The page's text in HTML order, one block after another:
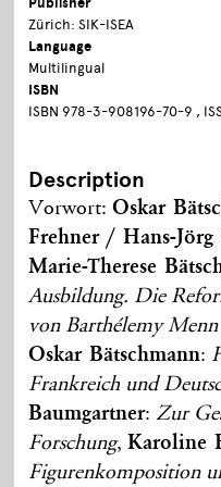
Publisher
Zürich: SIK-ISEA
Language
Multilingual
ISBN
ISBN 978-3-908196-70-9 ,
Description
Vorwort:Oskar
Frehner / Hans-Jörg
Marie-Therese
Ausbildung. Die
von Barthélemy
Oskar Bätschmann:
Frankreich und
Baumgartner:Zur
Forschung,Karoline
Figurenkomposition